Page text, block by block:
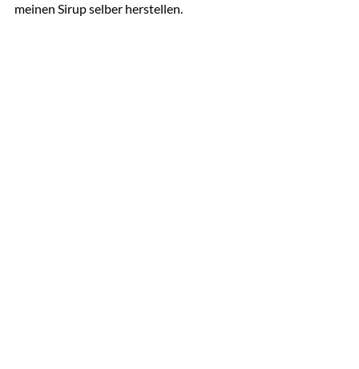
meinen Sirup selber herstellen.